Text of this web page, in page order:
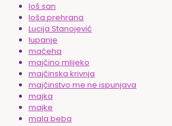
loš san
loša prehrana
Lucija Stanojević
lupanje
maćeha
majčino mlijeko
majčinska krivnja
majčinstvo me ne ispunjava
majka
majke
mala beba